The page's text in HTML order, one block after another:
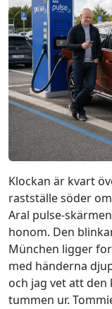
Klockan är kvart
rastställe söder
Aral pulse-
honom. Den
München ligger
med händerna
och jag vet att
tummen ur.